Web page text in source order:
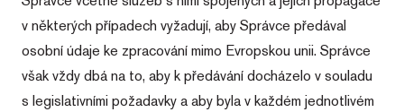
v některých případech vyžadují, aby Správce předával
osobní údaje ke zpracování mimo Evropskou unii. Správce
však vždy dbá na to, aby k předávání docházelo v souladu
s legislativními požadavky a aby byla v každém jednotlivém